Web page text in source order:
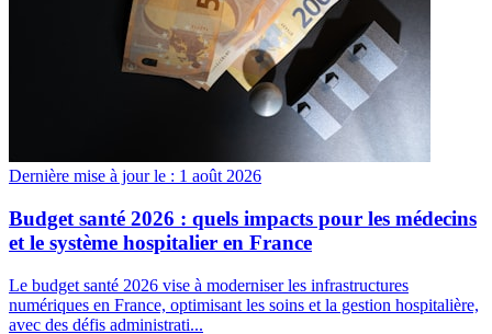
Dernière mise à jour le : 1 août 2026
Budget santé 2026 : quels impacts pour les médecins
et le système hospitalier en France
Le budget santé 2026 vise à moderniser les infrastructures
numériques en France, optimisant les soins et la gestion hospitalière,
avec des défis administrati...